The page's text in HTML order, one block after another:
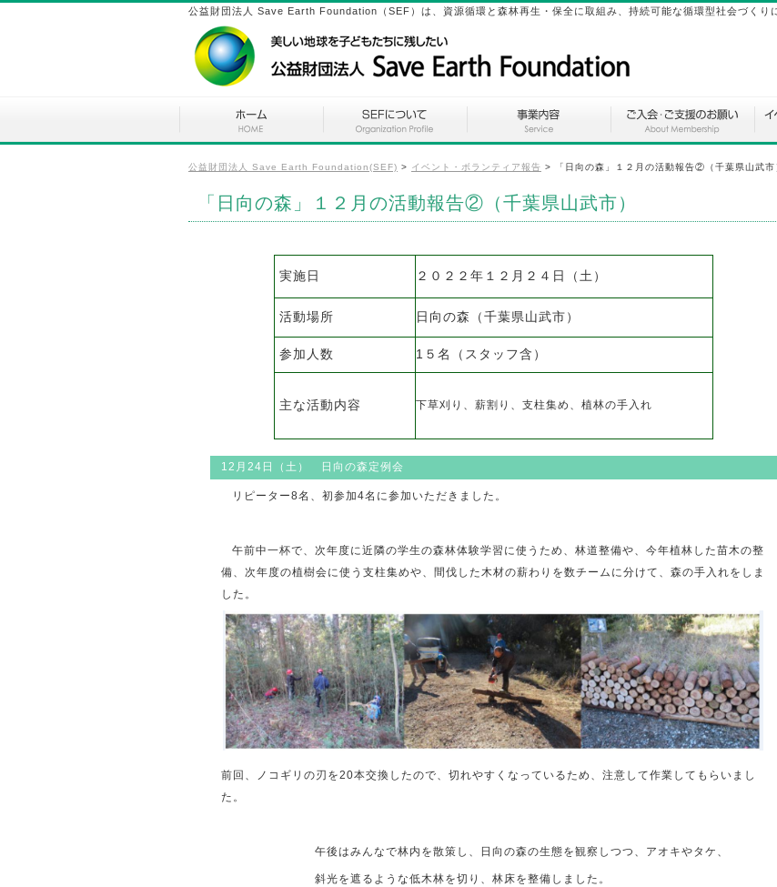
公益財団法人 Save Earth Foundation（SEF）は、資源循環と森林再生・保全に取組み、持続可能な循環型社会づくり
公益財団法人 Save Earth Foundation(SEF) > イベント・ボランティア報告 > 「日向の森」１２月の活動報告②（千葉県山武市
「日向の森」１２月の活動報告②（千葉県山武市）
実施日 ２０２２年１２月２４日（土）
活動場所 日向の森（千葉県山武市）
参加人数 1５名（スタッフ含）
主な活動内容 下草刈り、薪割り、支柱集め、植林の手入れ
12月24日（土） 日向の森定例会
リピーター8名、初参加4名に参加いただきました。
午前中一杯で、次年度に近隣の学生の森林体験学習に使うため、林道整備や、今年植林した苗木の整
備、次年度の植樹会に使う支柱集めや、間伐した木材の薪わりを数チームに分けて、森の手入れをしま
した。
前回、ノコギリの刃を20本交換したので、切れやすくなっているため、注意して作業してもらいまし
た。
午後はみんなで林内を散策し、日向の森の生態を観察しつつ、アオキやタケ、
斜光を遮るような低木林を切り、林床を整備しました。